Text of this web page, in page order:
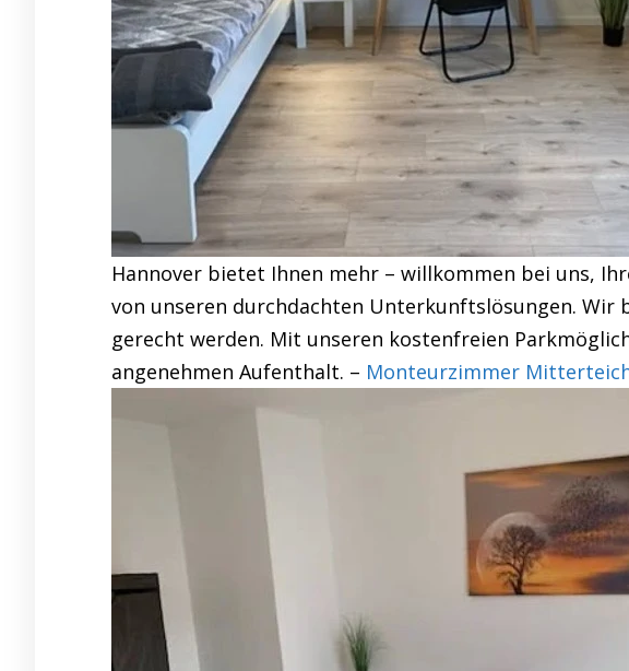
Hannover bietet Ihnen mehr – willkommen bei uns,
von unseren durchdachten Unterkunftslösungen. Wir
gerecht werden. Mit unseren kostenfreien
angenehmen Aufenthalt. – Monteurzimmer